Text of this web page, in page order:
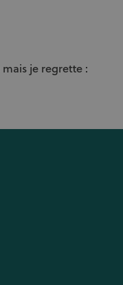
je regrette :